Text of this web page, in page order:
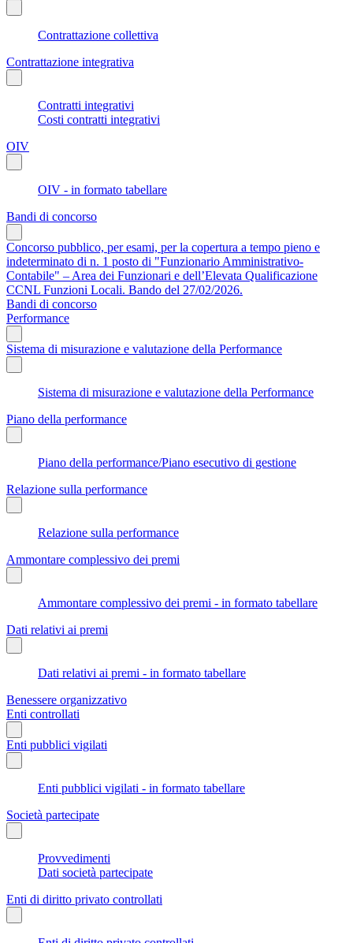
Contrattazione collettiva
Contrattazione integrativa
Contratti integrativi
Costi contratti integrativi
OIV
OIV - in formato tabellare
Bandi di concorso
Concorso pubblico, per esami, per la copertura a tempo pieno e
indeterminato di n. 1 posto di "Funzionario Amministrativo-
Contabile" – Area dei Funzionari e dell’Elevata Qualificazione
CCNL Funzioni Locali. Bando del 27/02/2026.
Bandi di concorso
Performance
Sistema di misurazione e valutazione della Performance
Sistema di misurazione e valutazione della Performance
Piano della performance
Piano della performance/Piano esecutivo di gestione
Relazione sulla performance
Relazione sulla performance
Ammontare complessivo dei premi
Ammontare complessivo dei premi - in formato tabellare
Dati relativi ai premi
Dati relativi ai premi - in formato tabellare
Benessere organizzativo
Enti controllati
Enti pubblici vigilati
Enti pubblici vigilati - in formato tabellare
Società partecipate
Provvedimenti
Dati società partecipate
Enti di diritto privato controllati